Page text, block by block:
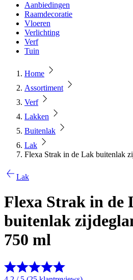
Aanbiedingen
Raamdecoratie
Vloeren
Verlichting
Verf
Tuin
Home
Assortiment
Verf
Lakken
Buitenlak
Lak
Flexa Strak in de Lak buitenlak
Lak
Flexa Strak in de
buitenlak
750 ml